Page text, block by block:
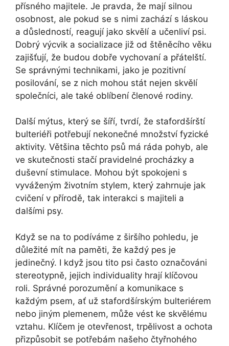
přísného majitele. Je pravda, že mají silnou
osobnost, ale pokud se s nimi zachází s láskou
a důsledností, reagují jako skvělí a učenliví psi.
Dobrý výcvik a socializace již od štěněcího věku
zajišťují, že budou dobře vychovaní a přátelští.
Se správnými technikami, jako je pozitivní
posilování, se z nich mohou stát nejen skvělí
společníci, ale také oblíbení členové rodiny.
Další mýtus, který se šíří, tvrdí, že stafordšírští
bulteriéři potřebují nekonečné množství fyzické
aktivity. Většina těchto psů má ráda pohyb, ale
ve skutečnosti stačí pravidelné procházky a
duševní stimulace. Mohou být spokojeni s
vyváženým životním stylem, který zahrnuje jak
cvičení v přírodě, tak interakci s majiteli a
dalšími psy.
Když se na to podíváme z širšího pohledu, je
důležité mít na paměti, že každý pes je
jedinečný. I když jsou tito psi často označováni
stereotypně, jejich individuality hrají klíčovou
roli. Správné porozumění a komunikace s
každým psem, ať už stafordšírským bulteriérem
nebo jiným plemenem, může vést ke skvělému
vztahu. Klíčem je otevřenost, trpělivost a ochota
přizpůsobit se potřebám našeho čtyřnohého